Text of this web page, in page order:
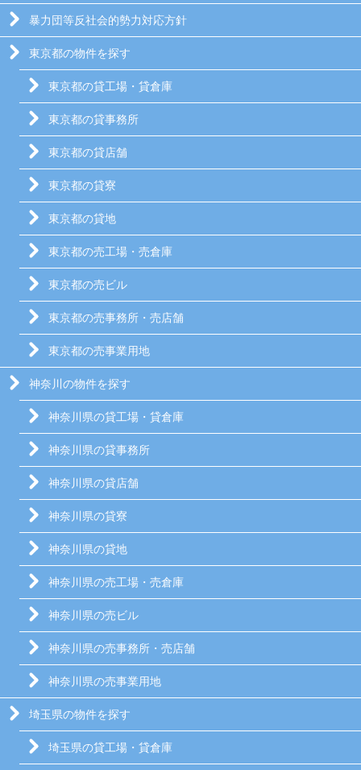
暴力団等反社会的勢力対応方針
東京都の物件を探す
東京都の貸工場・貸倉庫
東京都の貸事務所
東京都の貸店舗
東京都の貸寮
東京都の貸地
東京都の売工場・売倉庫
東京都の売ビル
東京都の売事務所・売店舗
東京都の売事業用地
神奈川の物件を探す
神奈川県の貸工場・貸倉庫
神奈川県の貸事務所
神奈川県の貸店舗
神奈川県の貸寮
神奈川県の貸地
神奈川県の売工場・売倉庫
神奈川県の売ビル
神奈川県の売事務所・売店舗
神奈川県の売事業用地
埼玉県の物件を探す
埼玉県の貸工場・貸倉庫